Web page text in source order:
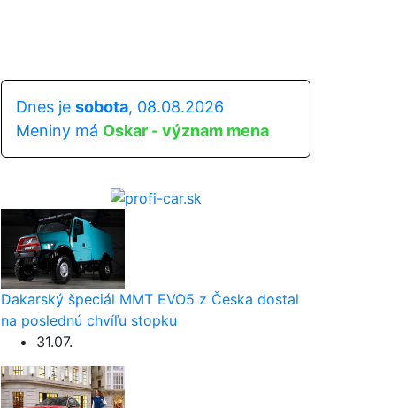
Dnes je sobota, 08.08.2026
Meniny má Oskar - význam mena
Dakarský špeciál MMT EVO5 z Česka dostal
na poslednú chvíľu stopku
31.07.